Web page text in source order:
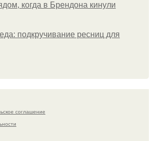
когда в Брендона кинули
подкручивание ресниц для
соглашение